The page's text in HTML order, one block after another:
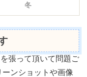
冬
張って頂いて問題ご
ンショットや画像